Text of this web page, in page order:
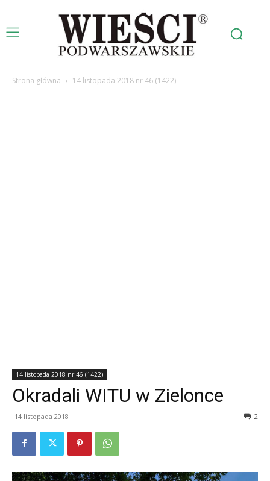
Strona główna 14 listopada 2018 nr 46 (1422)
14 listopada 2018 nr 46 (1422)
Okradali WITU w Zielonce
14 listopada 2018 2